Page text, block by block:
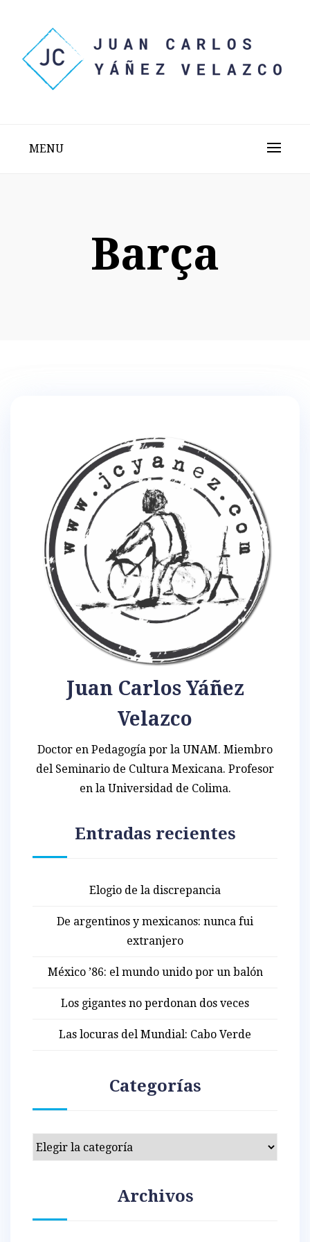
content
MENU
Barça
Juan Carlos Yáñez
Velazco
Doctor en Pedagogía por la UNAM. Miembro
del Seminario de Cultura Mexicana. Profesor
en la Universidad de Colima.
Entradas recientes
Elogio de la discrepancia
De argentinos y mexicanos: nunca fui
extranjero
México ’86: el mundo unido por un balón
Los gigantes no perdonan dos veces
Las locuras del Mundial: Cabo Verde
Categorías
Categorías
Archivos